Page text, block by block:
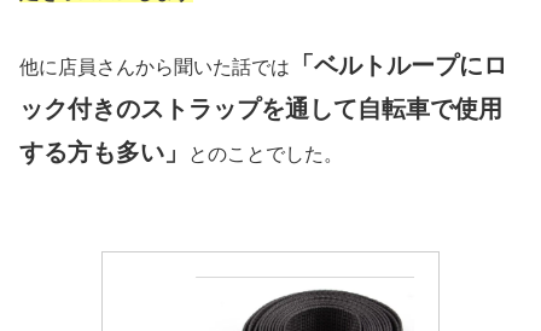
他に店員さんから聞いた話では
「ベルトループにロ
ック付きのストラップを通して自転車で使用
する方も多い」
とのことでした。